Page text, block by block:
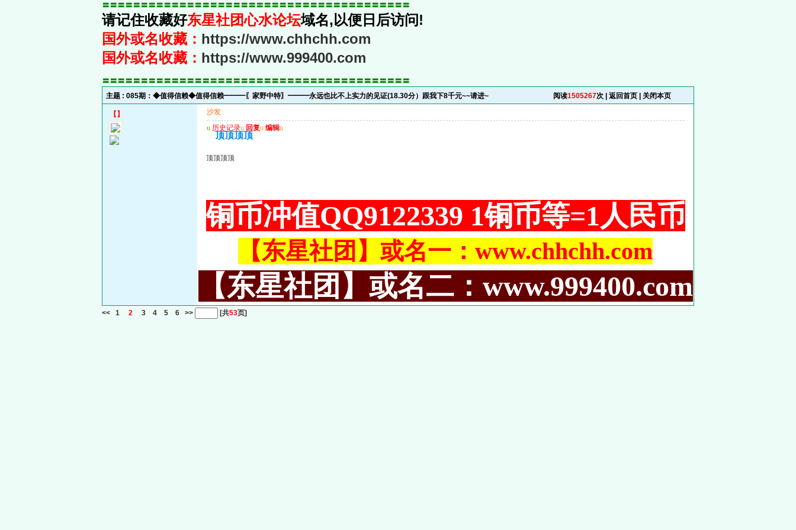
〓〓〓〓〓〓〓〓〓〓〓〓〓〓〓〓〓〓〓〓〓〓〓〓〓〓〓〓〓〓〓〓〓〓〓〓〓〓〓〓
请记住收藏好东星社团心水论坛域名,以便日后访问!
国外或名收藏： https://www.chhchh.com
国外或名收藏： https://www.999400.com
〓〓〓〓〓〓〓〓〓〓〓〓〓〓〓〓〓〓〓〓〓〓〓〓〓〓〓〓〓〓〓〓〓〓〓〓〓〓〓〓
主题 : 085期：◆值得信赖◆值得信赖━━━〖家野中特〗━━━永远也比不上实力的见证(18.30分）跟我下8千元~~请进~ 阅读1505267次 | 返回首页 关闭本页
【 】
沙发
u 历史记录u 回复u 编辑u
顶顶顶顶
顶顶顶顶
铜币冲值QQ9122339 1铜币等=1人民币
【东星社团】或名一：www.chhchh.com
【东星社团】或名二：www.999400.com
<< 1 2 3 4 5 6 >> [共53页]